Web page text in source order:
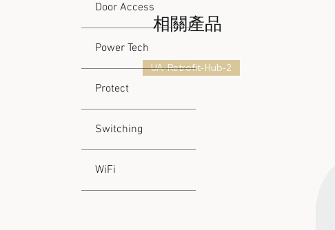
Door Access
Power Tech
Protect
Switching
WiFi
相關產品
UA-Retrofit-Hub-2